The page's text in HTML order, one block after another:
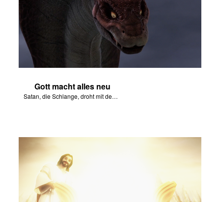
Gott macht alles neu
Satan, die Schlange, droht mit dem Ende aller Dinge.